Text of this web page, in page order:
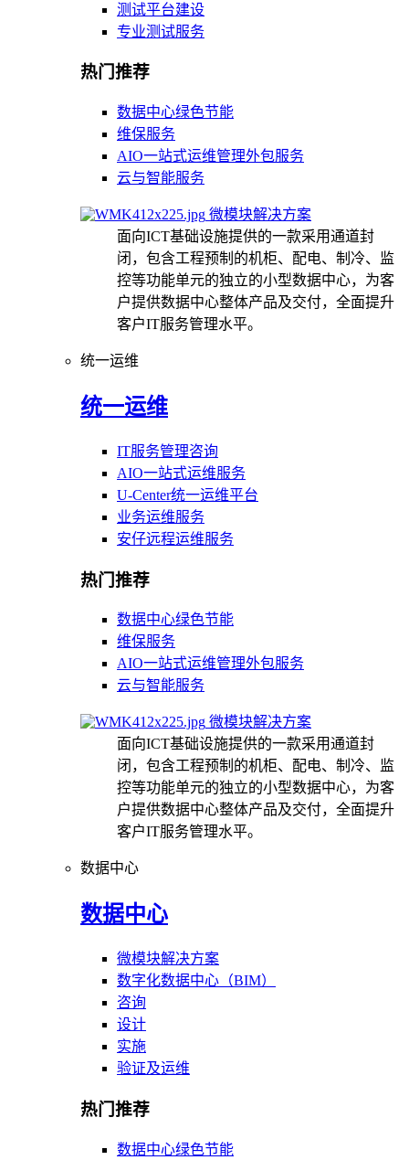
测试平台建设
专业测试服务
热门推荐
数据中心绿色节能
维保服务
AIO一站式运维管理外包服务
云与智能服务
微模块解决方案
面向ICT基础设施提供的一款采用通道封
闭，包含工程预制的机柜、配电、制冷、监
控等功能单元的独立的小型数据中心，为客
户提供数据中心整体产品及交付，全面提升
客户IT服务管理水平。
统一运维
统一运维
IT服务管理咨询
AIO一站式运维服务
U-Center统一运维平台
业务运维服务
安仔远程运维服务
热门推荐
数据中心绿色节能
维保服务
AIO一站式运维管理外包服务
云与智能服务
微模块解决方案
面向ICT基础设施提供的一款采用通道封
闭，包含工程预制的机柜、配电、制冷、监
控等功能单元的独立的小型数据中心，为客
户提供数据中心整体产品及交付，全面提升
客户IT服务管理水平。
数据中心
数据中心
微模块解决方案
数字化数据中心（BIM）
咨询
设计
实施
验证及运维
热门推荐
数据中心绿色节能